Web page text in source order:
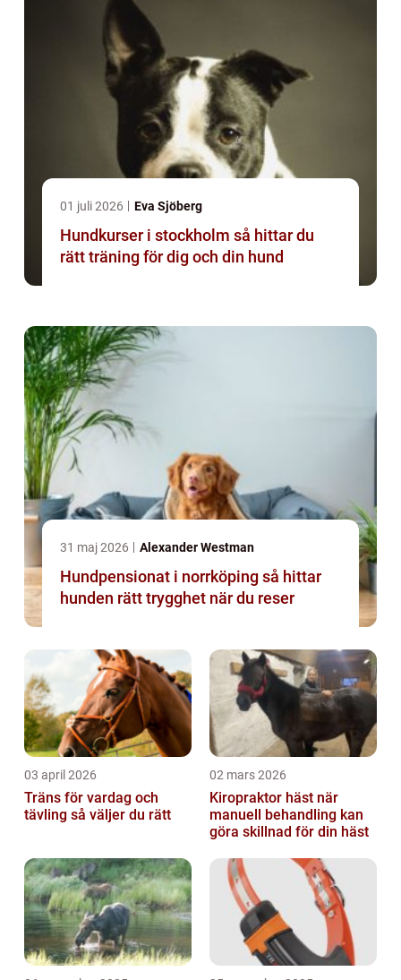
01 juli 2026 Eva Sjöberg
Hundkurser i stockholm så hittar du
rätt träning för dig och din hund
31 maj 2026 Alexander Westman
Hundpensionat i norrköping så hittar
hunden rätt trygghet när du reser
03 april 2026
Träns för vardag och
tävling så väljer du rätt
02 mars 2026
Kiropraktor häst när
manuell behandling kan
göra skillnad för din häst